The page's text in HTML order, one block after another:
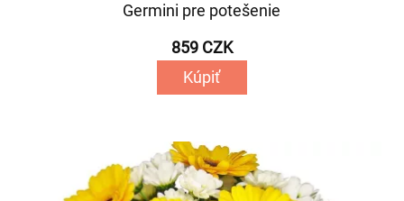
Germini pre potešenie
859 CZK
Kúpiť